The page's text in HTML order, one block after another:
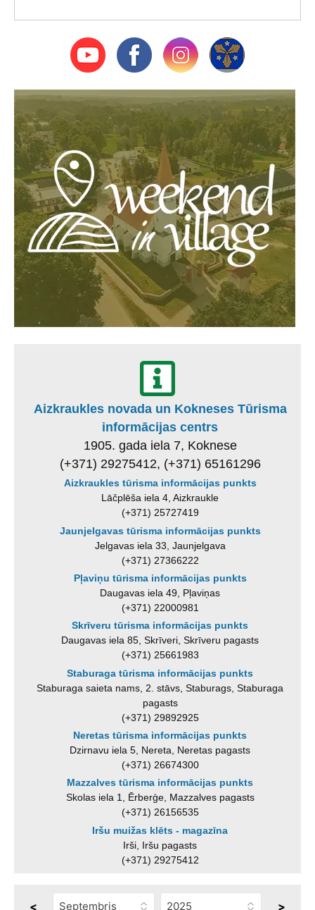
Aizkraukles novada un Kokneses Tūrisma
informācijas centrs
1905. gada iela 7, Koknese
(+371) 29275412, (+371) 65161296
Aizkraukles tūrisma informācijas punkts
Lāčplēša iela 4, Aizkraukle
(+371) 25727419
Jaunjelgavas tūrisma informācijas punkts
Jelgavas iela 33, Jaunjelgava
(+371) 27366222
Pļaviņu tūrisma informācijas punkts
Daugavas iela 49, Pļaviņas
(+371) 22000981
Skrīveru tūrisma informācijas punkts
Daugavas iela 85, Skrīveri, Skrīveru pagasts
(+371) 25661983
Staburaga tūrisma informācijas punkts
Staburaga saieta nams, 2. stāvs, Staburags, Staburaga
pagasts
(+371) 29892925
Neretas tūrisma informācijas punkts
Dzirnavu iela 5, Nereta, Neretas pagasts
(+371) 26674300
Mazzalves tūrisma informācijas punkts
Skolas iela 1, Ērberģe, Mazzalves pagasts
(+371) 26156535
Iršu muižas klēts - magazīna
Irši, Iršu pagasts
(+371) 29275412
< >